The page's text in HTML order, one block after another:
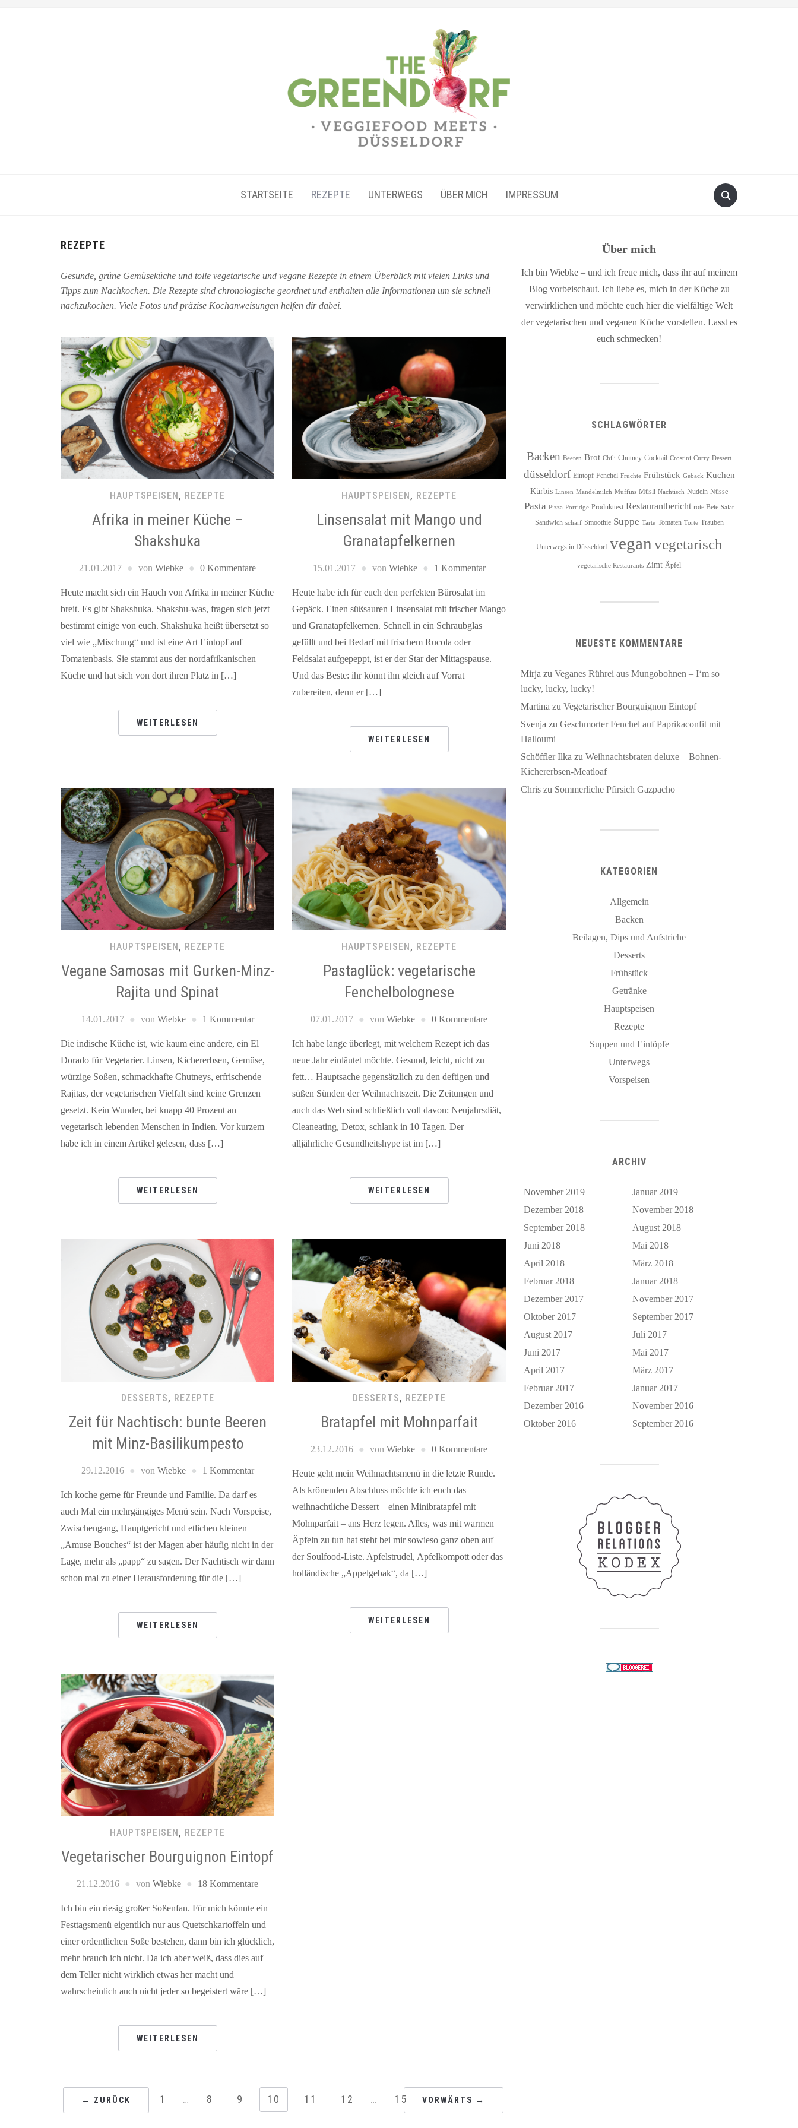
STARTSEITE REZEPTE UNTERWEGS ÜBER MICH IMPRESSUM
REZEPTE
Gesunde, grüne Gemüseküche und tolle vegetarische und vegane Rezepte in einem Überblick mit vielen Links und
Tipps zum Nachkochen. Die Rezepte sind chronologische geordnet und enthalten alle Informationen um sie schnell
nachzukochen. Viele Fotos und präzise Kochanweisungen helfen dir dabei.
HAUPTSPEISEN, REZEPTE
Afrika in meiner Küche –
Shakshuka
21.01.2017 von Wiebke 0 Kommentare
Heute macht sich ein Hauch von Afrika in meiner Küche
breit. Es gibt Shakshuka. Shakshu-was, fragen sich jetzt
bestimmt einige von euch. Shakshuka heißt übersetzt so
viel wie „Mischung“ und ist eine Art Eintopf auf
Tomatenbasis. Sie stammt aus der nordafrikanischen
Küche und hat sich von dort ihren Platz in […]
WEITERLESEN
HAUPTSPEISEN, REZEPTE
Linsensalat mit Mango und
Granatapfelkernen
15.01.2017 von Wiebke 1 Kommentar
Heute habe ich für euch den perfekten Bürosalat im
Gepäck. Einen süßsauren Linsensalat mit frischer Mango
und Granatapfelkernen. Schnell in ein Schraubglas
gefüllt und bei Bedarf mit frischem Rucola oder
Feldsalat aufgepeppt, ist er der Star der Mittagspause.
Und das Beste: ihr könnt ihn gleich auf Vorrat
zubereiten, denn er […]
WEITERLESEN
HAUPTSPEISEN, REZEPTE
Vegane Samosas mit Gurken-Minz-
Rajita und Spinat
14.01.2017 von Wiebke 1 Kommentar
Die indische Küche ist, wie kaum eine andere, ein El
Dorado für Vegetarier. Linsen, Kichererbsen, Gemüse,
würzige Soßen, schmackhafte Chutneys, erfrischende
Rajitas, der vegetarischen Vielfalt sind keine Grenzen
gesetzt. Kein Wunder, bei knapp 40 Prozent an
vegetarisch lebenden Menschen in Indien. Vor kurzem
habe ich in einem Artikel gelesen, dass […]
WEITERLESEN
HAUPTSPEISEN, REZEPTE
Pastaglück: vegetarische
Fenchelbolognese
07.01.2017 von Wiebke 0 Kommentare
Ich habe lange überlegt, mit welchem Rezept ich das
neue Jahr einläutet möchte. Gesund, leicht, nicht zu
fett… Hauptsache gegensätzlich zu den deftigen und
süßen Sünden der Weihnachtszeit. Die Zeitungen und
auch das Web sind schließlich voll davon: Neujahrsdiät,
Cleaneating, Detox, schlank in 10 Tagen. Der
alljährliche Gesundheitshype ist im […]
WEITERLESEN
DESSERTS, REZEPTE
Zeit für Nachtisch: bunte Beeren
mit Minz-Basilikumpesto
29.12.2016 von Wiebke 1 Kommentar
Ich koche gerne für Freunde und Familie. Da darf es
auch Mal ein mehrgängiges Menü sein. Nach Vorspeise,
Zwischengang, Hauptgericht und etlichen kleinen
„Amuse Bouches“ ist der Magen aber häufig nicht in der
Lage, mehr als „papp“ zu sagen. Der Nachtisch wir dann
schon mal zu einer Herausforderung für die […]
WEITERLESEN
DESSERTS, REZEPTE
Bratapfel mit Mohnparfait
23.12.2016 von Wiebke 0 Kommentare
Heute geht mein Weihnachtsmenü in die letzte Runde.
Als krönenden Abschluss möchte ich euch das
weihnachtliche Dessert – einen Minibratapfel mit
Mohnparfait – ans Herz legen. Alles, was mit warmen
Äpfeln zu tun hat steht bei mir sowieso ganz oben auf
der Soulfood-Liste. Apfelstrudel, Apfelkompott oder das
holländische „Appelgebak“, da […]
WEITERLESEN
HAUPTSPEISEN, REZEPTE
Vegetarischer Bourguignon Eintopf
21.12.2016 von Wiebke 18 Kommentare
Ich bin ein riesig großer Soßenfan. Für mich könnte ein
Festtagsmenü eigentlich nur aus Quetschkartoffeln und
einer ordentlichen Soße bestehen, dann bin ich glücklich,
mehr brauch ich nicht. Da ich aber weiß, dass dies auf
dem Teller nicht wirklich etwas her macht und
wahrscheinlich auch nicht jeder so begeistert wäre […]
WEITERLESEN
← ZURÜCK 1 … 8 9 10 11 12 … 15 VORWÄRTS →
Über mich
Ich bin Wiebke – und ich freue mich, dass ihr auf meinem
Blog vorbeischaut. Ich liebe es, mich in der Küche zu
verwirklichen und möchte euch hier die vielfältige Welt
der vegetarischen und veganen Küche vorstellen. Lasst es
euch schmecken!
SCHLAGWÖRTER
Backen Beeren Brot Chili Chutney Cocktail Crostini Curry Dessert
düsseldorf Eintopf Fenchel Früchte Frühstück Gebäck Kuchen
Kürbis Linsen Mandelmilch Muffins Müsli Nachtisch Nudeln Nüsse
Pasta Pizza Porridge Produkttest Restaurantbericht rote Bete Salat
Sandwich scharf Smoothie Suppe Tarte Tomaten Torte Trauben
Unterwegs in Düsseldorf vegan vegetarisch
vegetarische Restaurants Zimt Äpfel
NEUESTE KOMMENTARE
Mirja zu Veganes Rührei aus Mungobohnen – I‘m so
lucky, lucky, lucky!
Martina zu Vegetarischer Bourguignon Eintopf
Svenja zu Geschmorter Fenchel auf Paprikaconfit mit
Halloumi
Schöffler Ilka zu Weihnachtsbraten deluxe – Bohnen-
Kichererbsen-Meatloaf
Chris zu Sommerliche Pfirsich Gazpacho
KATEGORIEN
Allgemein
Backen
Beilagen, Dips und Aufstriche
Desserts
Frühstück
Getränke
Hauptspeisen
Rezepte
Suppen und Eintöpfe
Unterwegs
Vorspeisen
ARCHIV
November 2019
Januar 2019
Dezember 2018
November 2018
September 2018
August 2018
Juni 2018
Mai 2018
April 2018
März 2018
Februar 2018
Januar 2018
Dezember 2017
November 2017
Oktober 2017
September 2017
August 2017
Juli 2017
Juni 2017
Mai 2017
April 2017
März 2017
Februar 2017
Januar 2017
Dezember 2016
November 2016
Oktober 2016
September 2016